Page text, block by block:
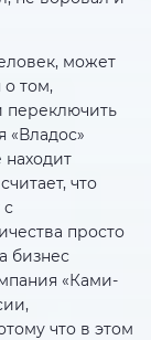
может
о том,
переключить
«Владос»
находит
что
с
просто
бизнес
«Ками-
что в этом